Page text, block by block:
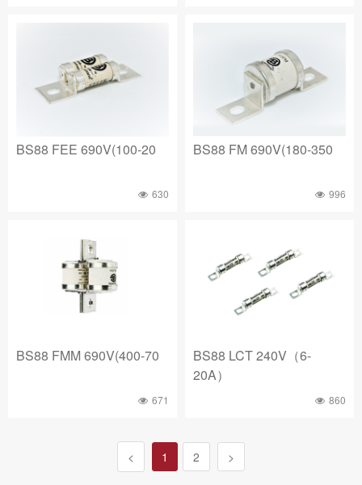
BS88 FEE 690V(100-20
630
BS88 FM 690V(180-350
996
BS88 FMM 690V(400-70
671
BS88 LCT 240V（6-
20A）
860
< 1 2 >